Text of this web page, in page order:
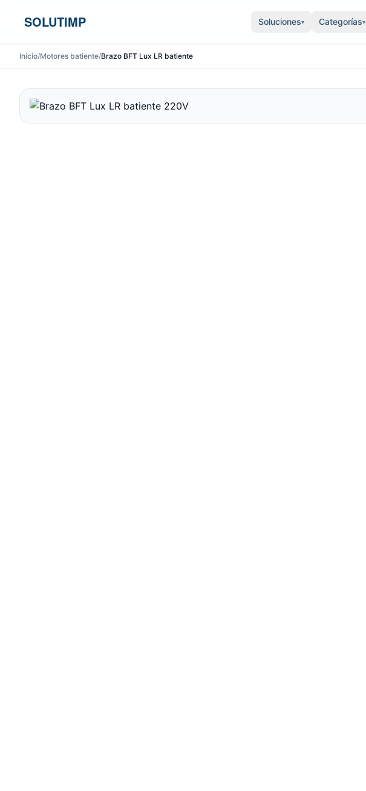
SOLUTIMP Soluciones▾ Categorías▾
Inicio/Motores batiente/Brazo BFT Lux LR batiente